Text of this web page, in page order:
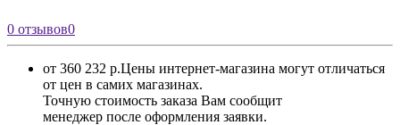
0 отзывов0
от 360 232 р.Цены интернет-магазина могут отличаться
от цен в самих магазинах.
Точную стоимость заказа Вам сообщит
менеджер после оформления заявки.